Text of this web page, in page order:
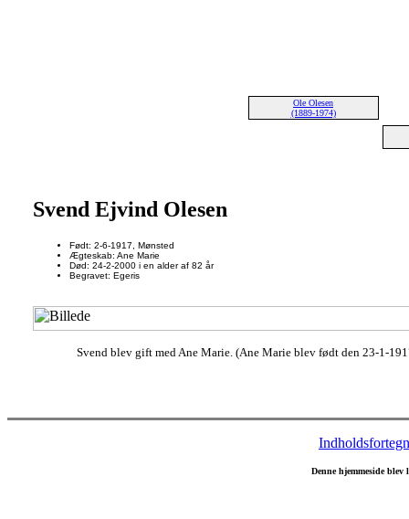
Ole Olesen
(1889-1974)
Svend Ejvind Olesen
Født: 2-6-1917, Mønsted
Ægteskab: Ane Marie
Død: 24-2-2000 i en alder af 82 år
Begravet: Egeris
Svend blev gift med Ane Marie. (Ane Marie blev født den 23-1-
Denne hjemmeside blev